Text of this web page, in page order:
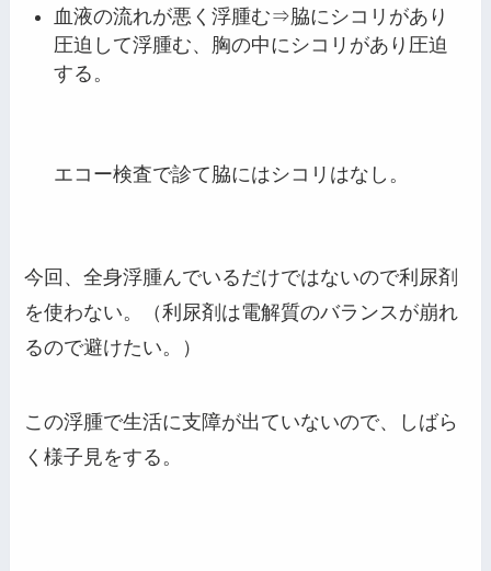
血液の流れが悪く浮腫む⇒脇にシコリがあり
圧迫して浮腫む、胸の中にシコリがあり圧迫
する。
エコー検査で診て脇にはシコリはなし。
今回、全身浮腫んでいるだけではないので利尿剤
を使わない。（利尿剤は電解質のバランスが崩れ
るので避けたい。）
この浮腫で生活に支障が出ていないので、しばら
く様子見をする。